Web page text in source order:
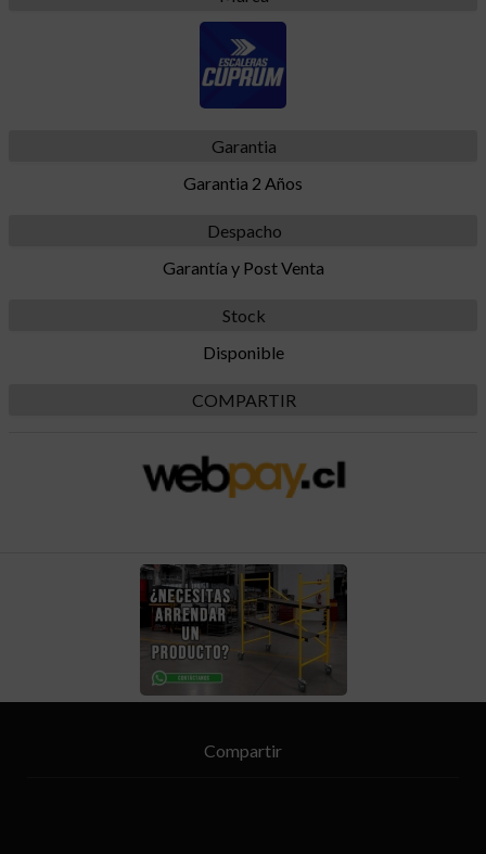
Garantia
Garantia 2 Años
Despacho
Garantía y Post Venta
Stock
Disponible
COMPARTIR
Compartir